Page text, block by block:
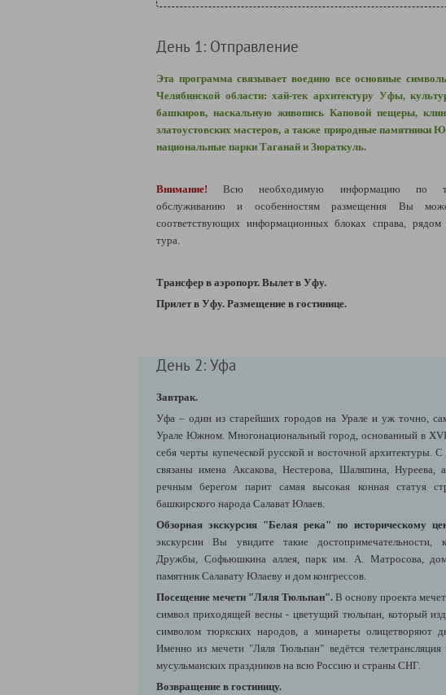
День 1: Отправление
Эта программа связывает воедино все основные
Челябинской области: хай-тек архитектуру Уфы,
башкиров, наскальную живопись Каповой пещеры,
златоустовских мастеров, а также природные памятники
национальные парки Таганай и Зюраткуль.
Внимание!
Всю необходимую информацию по
обслуживанию и особенностям размещения Вы
соответствующих информационных блоках справа,
тура.
Трансфер в аэропорт. Вылет в Уфу.
Прилет в Уфу. Размещение в гостинице.
День 2: Уфа
Завтрак.
Уфа – один из старейших городов на Урале и уж точно,
Урале Южном. Многонациональный город, основанный в XVI
себя черты купеческой русской и восточной архитектуры.
связаны имена Аксакова, Нестерова, Шаляпина, Нуреева,
речным берегом парит самая высокая конная статуя
башкирского народа Салават Юлаев.
Обзорная экскурсия "Белая река" по историческому
экскурсии Вы увидите такие достопримечательности,
Дружбы, Софьюшкина аллея, парк им. А. Матросова, дом
памятник Салавату Юлаеву и дом конгрессов.
Посещение мечети "Ляля Тюльпан". В основу проекта
символ приходящей весны - цветущий тюльпан, который
символом тюркских народов, а минареты олицетворяют
Именно из мечети "Ляля Тюльпан" ведётся телетрансляция
мусульманских праздников на всю Россию и страны СНГ.
Возвращение в гостиницу.